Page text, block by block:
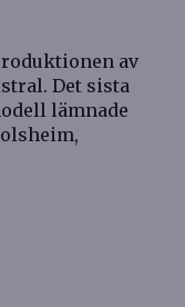
av
Det sista
lämnade